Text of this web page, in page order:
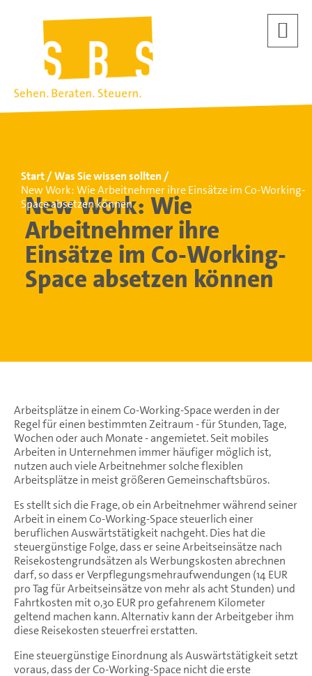
Start
Was Sie wissen sollten
New Work: Wie Arbeitnehmer ihre Einsätze im Co-Working-
Space absetzen können
New Work: Wie
Arbeitnehmer ihre
Einsätze im Co-Working-
Space absetzen können
Arbeitsplätze in einem Co-Working-Space werden in der
Regel für einen bestimmten Zeitraum - für Stunden, Tage,
Wochen oder auch Monate - angemietet. Seit mobiles
Arbeiten in Unternehmen immer häufiger möglich ist,
nutzen auch viele Arbeitnehmer solche flexiblen
Arbeitsplätze in meist größeren Gemeinschaftsbüros.
Es stellt sich die Frage, ob ein Arbeitnehmer während seiner
Arbeit in einem Co-Working-Space steuerlich einer
beruflichen Auswärtstätigkeit nachgeht. Dies hat die
steuergünstige Folge, dass er seine Arbeitseinsätze nach
Reisekostengrundsätzen als Werbungskosten abrechnen
darf, so dass er Verpflegungsmehraufwendungen (14 EUR
pro Tag für Arbeitseinsätze von mehr als acht Stunden) und
Fahrtkosten mit 0,30 EUR pro gefahrenem Kilometer
geltend machen kann. Alternativ kann der Arbeitgeber ihm
diese Reisekosten steuerfrei erstatten.
Eine steuergünstige Einordnung als Auswärtstätigkeit setzt
voraus, dass der Co-Working-Space nicht die erste